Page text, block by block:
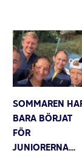
SOMMAREN
BARA BÖRJAT
FÖR
JUNIORERNA…